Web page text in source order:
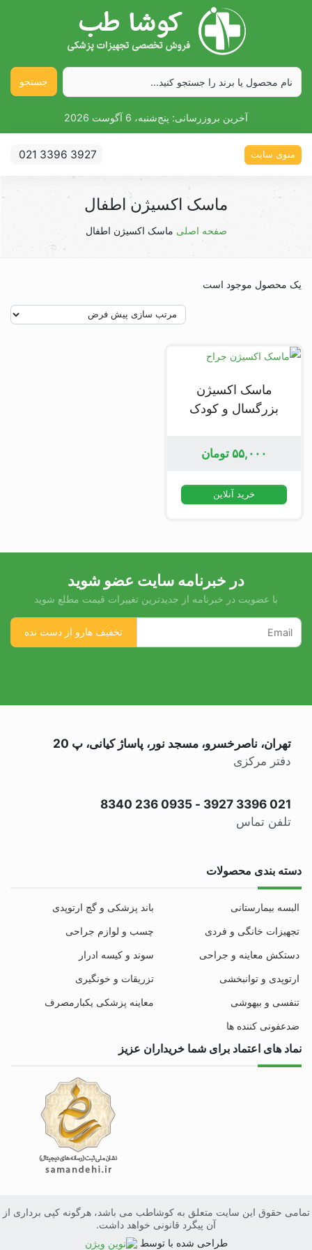
جستجو
آخرین بروزرسانی: پنج‌شنبه، 6 آگوست 2026
منوی سایت 021 3396 3927
ماسک اکسیژن اطفال
صفحه اصلی ماسک اکسیژن اطفال
یک محصول موجود است
ماسک اکسیژن
بزرگسال و کودک
۵۵,۰۰۰ تومان
خرید آنلاین
در خبرنامه سایت عضو شوید
با عضویت در خبرنامه از جدیدترین تغییرات قیمت مطلع شوید
تهران، ناصرخسرو، مسجد نور، پاساژ کیانی، پ 20
دفتر مرکزی
021 3396 3927
-
0935 236 8340
تلفن تماس
دسته بندی محصولات
البسه بیمارستانی
باند پزشکی و گچ ارتوپدی
تجهیزات خانگی و فردی
چسب و لوازم جراحی
دستکش معاینه و جراحی
سوند و کیسه ادرار
ارتوپدی و توانبخشی
تزریقات و خونگیری
تنفسی و بیهوشی
معاینه پزشکی یکبارمصرف
ضدعفونی کننده ها
نماد های اعتماد برای شما خریداران عزیز
تمامی حقوق این سایت متعلق به کوشاطب می باشد، هرگونه کپی برداری از
آن پیگرد قانونی خواهد داشت.
طراحی سایت
شده باتوسط